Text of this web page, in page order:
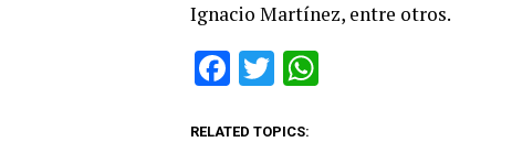
Ignacio Martínez, entre otros.
Facebook
Twitter
RELATED TOPICS: